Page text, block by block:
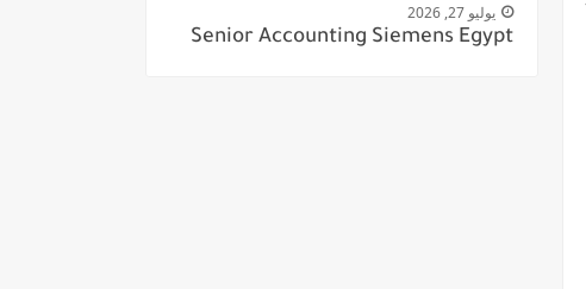
يوليو 27, 2026
Senior Accounting Siemens Egypt